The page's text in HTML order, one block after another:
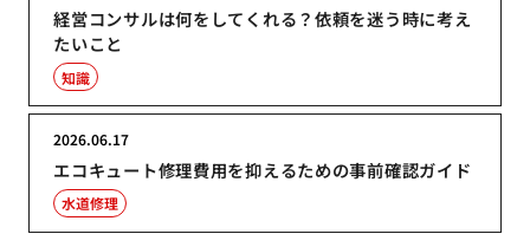
経営コンサルは何をしてくれる？依頼を迷う時に考え
たいこと
知識
エコキュート修理費用を抑えるための事前確認ガイド
2026.06.17
水道修理